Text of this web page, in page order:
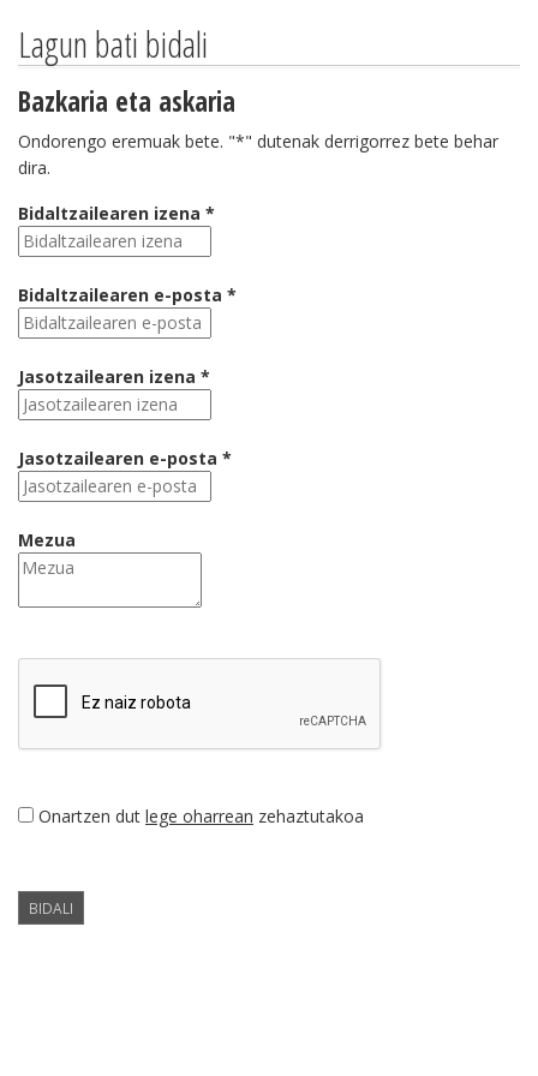
Lagun bati bidali
Bazkaria eta askaria
Ondorengo eremuak bete. "*" dutenak derrigorrez bete behar
dira.
Bidaltzailearen izena *
Bidaltzailearen e-posta *
Jasotzailearen izena *
Jasotzailearen e-posta *
Mezua
Onartzen dut lege oharrean zehaztutakoa
BIDALI